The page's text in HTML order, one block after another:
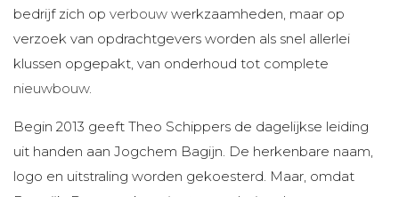
bedrijf zich op verbouw werkzaamheden, maar op
verzoek van opdrachtgevers worden als snel allerlei
klussen opgepakt, van onderhoud tot complete
nieuwbouw.
Begin 2013 geeft Theo Schippers de dagelijkse leiding
uit handen aan Jogchem Bagijn. De herkenbare naam,
logo en uitstraling worden gekoesterd. Maar, omdat